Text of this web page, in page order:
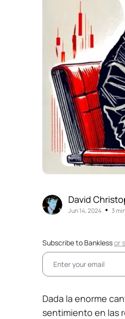
David
Jun 14, 2024• 3
Subscribe to Banklessor
Dada la enorme
sentimiento en las